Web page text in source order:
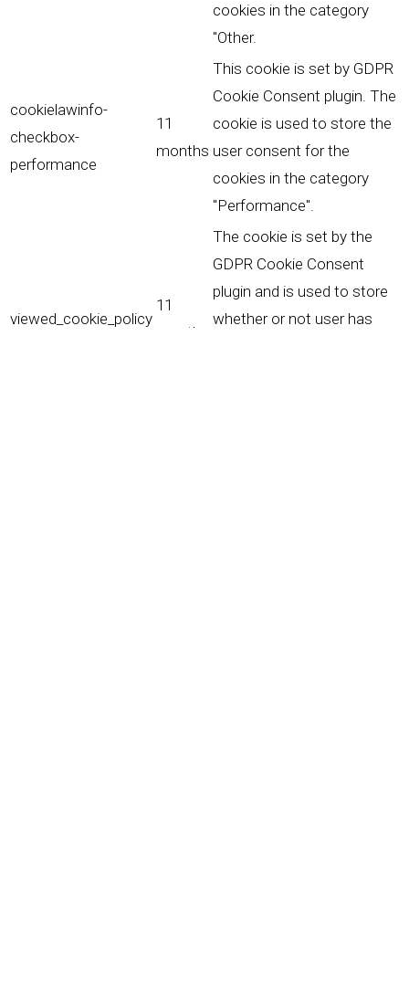
cookies in the category
"Other.
cookielawinfo-
checkbox-
performance
11
months
This cookie is set by GDPR
Cookie Consent plugin. The
cookie is used to store the
user consent for the
cookies in the category
"Performance".
viewed_cookie_policy
11
months
The cookie is set by the
GDPR Cookie Consent
plugin and is used to store
whether or not user has